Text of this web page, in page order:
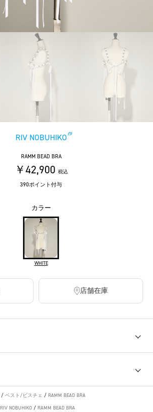
RIV NOBUHIKO
RAMM BEAD BRA
￥42,900 税込
390ポイント付与
カラー
WHITE
店舗在庫
/ ベスト/ビスチェ / RAMM BEAD BRA
RIV NOBUHIKO / RAMM BEAD BRA